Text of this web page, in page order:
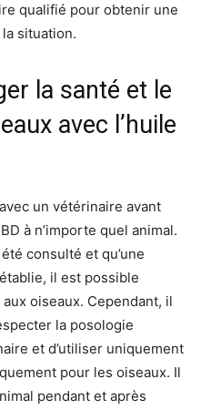
qualifié pour obtenir une
situation.
la santé et le
avec l’huile
un vétérinaire avant
à n’importe quel animal.
consulté et qu’une
il est possible
aux oiseaux. Cependant, il
la posologie
et d’utiliser uniquement
pour les oiseaux. Il
pendant et après